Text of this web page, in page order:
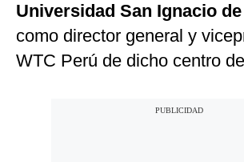
Universidad San Ignacio
como director general y
WTC Perú de dicho centro